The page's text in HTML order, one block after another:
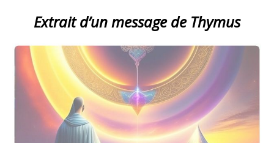
Extrait d’un message de Thymus